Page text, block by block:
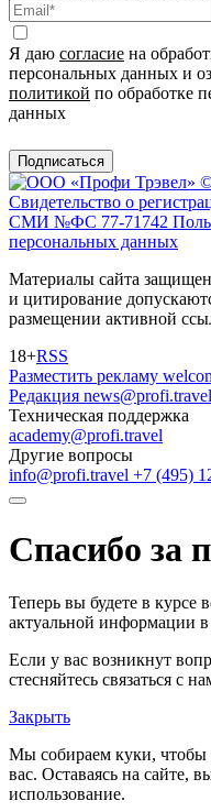
Я даю согласие на
персональных данных и
политикой по обработке
данных
Подписаться
Свидетельство о
СМИ №ФС 77-71742
персональных данных
Материалы сайта
и цитирование
размещении активной
18+RSS
Разместить рекламу
Редакция news@profi.travel
Техническая поддержка
academy@profi.travel
Другие вопросы
info@profi.travel +7 (495)
Спасибо за
Теперь вы будете в курсе
актуальной информации
Если у вас возникнут
стесняйтесь связаться с
Закрыть
Мы собираем куки, чтобы
вас. Оставаясь на сайте,
использование.